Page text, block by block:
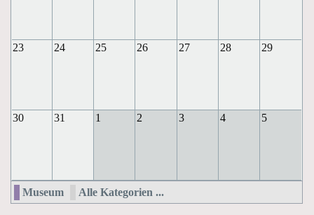
23 24 25 26 27 28 29
30 31 1 2 3 4 5
Museum Alle Kategorien ...